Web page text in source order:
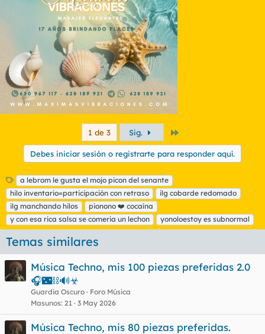
1 de 3 Sig.
Debes iniciar sesión o registrarte para responder aquí.
E
t
i
q
u
e
t
a
s
a lebrom le gusta el mojo picon del senante
hilo inventario=participación con retraso
ilg cobarde redomado
ilg manchando hilos
pionono ❤️ cocaína
y con esa rica salsa se comeria un lechon
yonoloestoy es subnormal
Temas similares
Música Techno, mis 100 piezas preferidas 2.0
🎧🌃⛓️🔊☣
Guardia Oscuro
Foro Música
Masunos 21 3 May 2026
Música Techno, mis 80 piezas preferidas.